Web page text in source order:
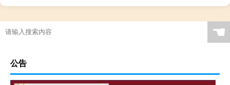
☚
公告